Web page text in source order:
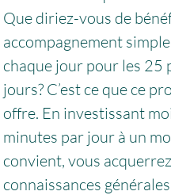
Que diriez-vous de
accompagnement
chaque jour pour les 25
jours? C’est ce que ce
offre. En investissant
minutes par jour à un
convient, vous
connaissances